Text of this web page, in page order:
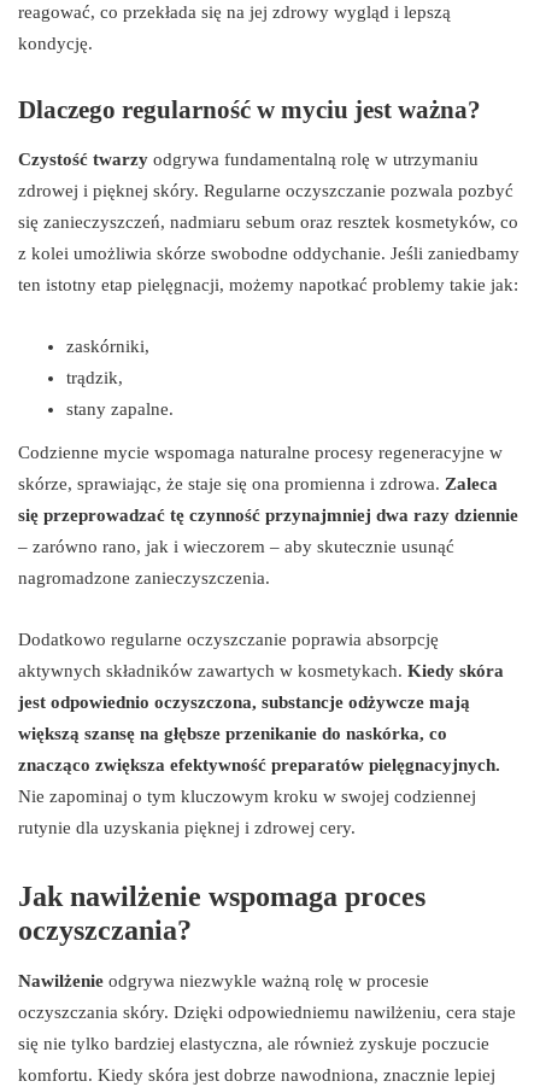
reagować, co przekłada się na jej zdrowy wygląd i lepszą
kondycję.
Dlaczego regularność w myciu jest ważna?
Czystość twarzy odgrywa fundamentalną rolę w utrzymaniu
zdrowej i pięknej skóry. Regularne oczyszczanie pozwala pozbyć
się zanieczyszczeń, nadmiaru sebum oraz resztek kosmetyków, co
z kolei umożliwia skórze swobodne oddychanie. Jeśli zaniedbamy
ten istotny etap pielęgnacji, możemy napotkać problemy takie jak:
zaskórniki,
trądzik,
stany zapalne.
Codzienne mycie wspomaga naturalne procesy regeneracyjne w
skórze, sprawiając, że staje się ona promienna i zdrowa. Zaleca
się przeprowadzać tę czynność przynajmniej dwa razy dziennie
– zarówno rano, jak i wieczorem – aby skutecznie usunąć
nagromadzone zanieczyszczenia.
Dodatkowo regularne oczyszczanie poprawia absorpcję
aktywnych składników zawartych w kosmetykach. Kiedy skóra
jest odpowiednio oczyszczona, substancje odżywcze mają
większą szansę na głębsze przenikanie do naskórka, co
znacząco zwiększa efektywność preparatów pielęgnacyjnych.
Nie zapominaj o tym kluczowym kroku w swojej codziennej
rutynie dla uzyskania pięknej i zdrowej cery.
Jak nawilżenie wspomaga proces
oczyszczania?
Nawilżenie odgrywa niezwykle ważną rolę w procesie
oczyszczania skóry. Dzięki odpowiedniemu nawilżeniu, cera staje
się nie tylko bardziej elastyczna, ale również zyskuje poczucie
komfortu. Kiedy skóra jest dobrze nawodniona, znacznie lepiej